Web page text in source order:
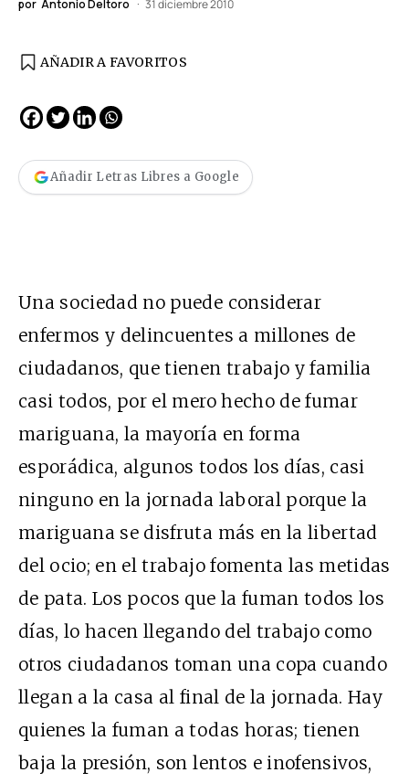
por Antonio Deltoro 31 diciembre 2010
AÑADIR A FAVORITOS
Añadir Letras Libres a Google
Una sociedad no puede considerar
enfermos y delincuentes a millones de
ciudadanos, que tienen trabajo y familia
casi todos, por el mero hecho de fumar
mariguana, la mayoría en forma
esporádica, algunos todos los días, casi
ninguno en la jornada laboral porque la
mariguana se disfruta más en la libertad
del ocio; en el trabajo fomenta las metidas
de pata. Los pocos que la fuman todos los
días, lo hacen llegando del trabajo como
otros ciudadanos toman una copa cuando
llegan a la casa al final de la jornada. Hay
quienes la fuman a todas horas; tienen
baja la presión, son lentos e inofensivos,